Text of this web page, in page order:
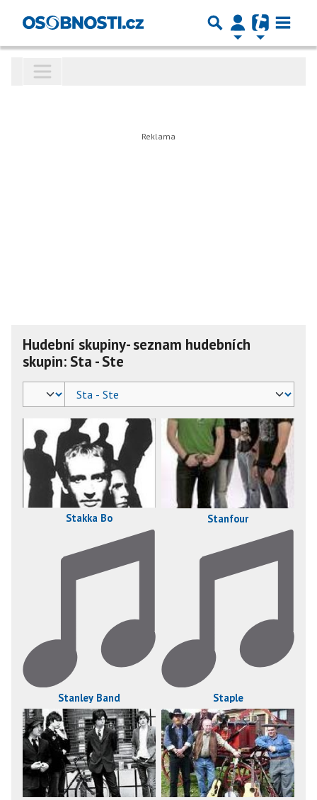
Hudební skupiny- seznam hudebních
skupin: Sta - Ste
Stakka Bo Stanfour
Stanley Band Staple